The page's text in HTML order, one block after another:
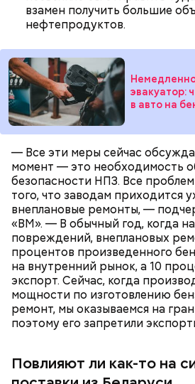
взамен получить большие
нефтепродуктов.
эвакуатор:
в авто на
— Все эти меры сейчас
момент — это необходимость
безопасности НПЗ. Все
того, что заводам приходится
внеплановые ремонты, —
«ВМ». — В обычный год, когда
повреждений, внеплановых
процентов произведенного
на внутренний рынок, а 10
экспорт. Сейчас, когда
мощности по изготовлению
ремонт, мы оказываемся на
поэтому его запретили
Повлияют ли как-то на
Как будет работать
цифровой кошелек: его можно
через мобильное приложение
вы являетесь клиентом двух и
свой цифровой кошелек вы
мобильное приложение любого